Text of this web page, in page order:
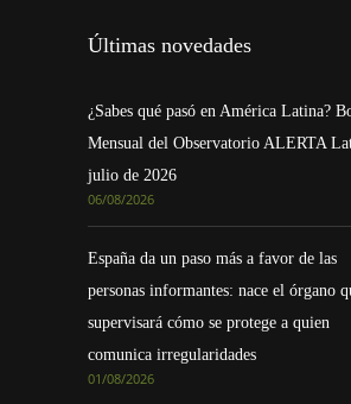
Últimas novedades
¿Sabes qué pasó en América Latina?
Mensual del Observatorio ALERTA
julio de 2026
06/08/2026
España da un paso más a favor de las
personas informantes: nace el órgano
supervisará cómo se protege a quien
comunica irregularidades
01/08/2026